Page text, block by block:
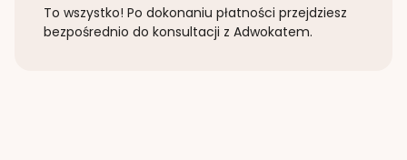
To wszystko! Po dokonaniu płatności przejdziesz
bezpośrednio do konsultacji z Adwokatem.